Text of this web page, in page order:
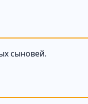
сыновей.